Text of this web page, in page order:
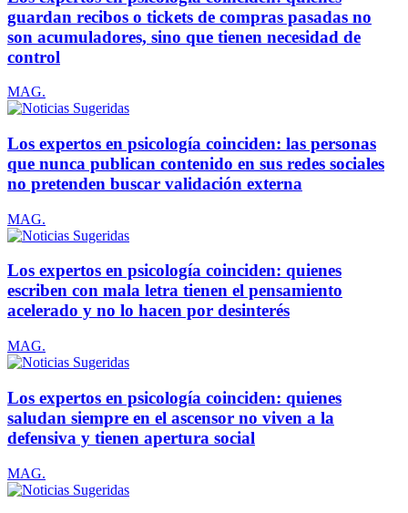
guardan recibos o tickets de compras pasadas no
son acumuladores, sino que tienen necesidad de
control
MAG.
Los expertos en psicología coinciden: las personas
que nunca publican contenido en sus redes sociales
no pretenden buscar validación externa
MAG.
Los expertos en psicología coinciden: quienes
escriben con mala letra tienen el pensamiento
acelerado y no lo hacen por desinterés
MAG.
Los expertos en psicología coinciden: quienes
saludan siempre en el ascensor no viven a la
defensiva y tienen apertura social
MAG.